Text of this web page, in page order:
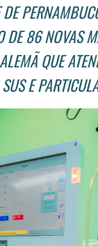
DE 86 NOVAS
QUE
E